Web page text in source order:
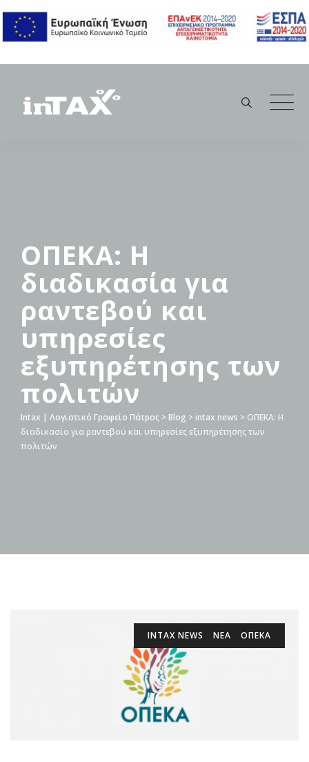
content
ΟΠΕΚΑ: Η
διαδικασία για
ραντεβού και
υπηρεσίες
εξυπηρέτησης των
πολιτών
Intax | Λογιστικό Γραφείο Πάτρας > Blog > intax news > ΟΠΕΚΑ: Η
διαδικασία για ραντεβού και υπηρεσίες εξυπηρέτησης των
πολιτών
INTAX NEWS ΝΕΑ ΟΠΕΚΑ